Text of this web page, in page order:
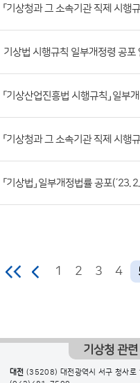
일,
등
록
조
「기상청과 그 소속기관 직제 시행
기상법 시행규칙 일부개정령 공포
「기상산업진흥법 시행규칙」 일부
「기상청과 그 소속기관 직제 시행
「기상법」 일부개정법률 공포(´23.
1 2 3 4
기상청 관
대전 (35208) 대전광역시 서구 청사